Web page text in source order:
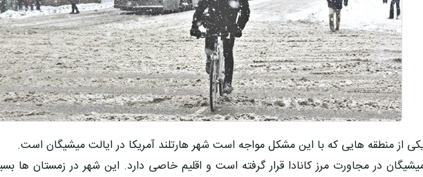
از منطقه هایی که با این مشکل مواجه است شهر هارتلند آمریکا در ایالت میشیگان است.
در مجاورت مرز کانادا قرار گرفته است و اقلیم خاصی دارد. این شهر در زمستان ها